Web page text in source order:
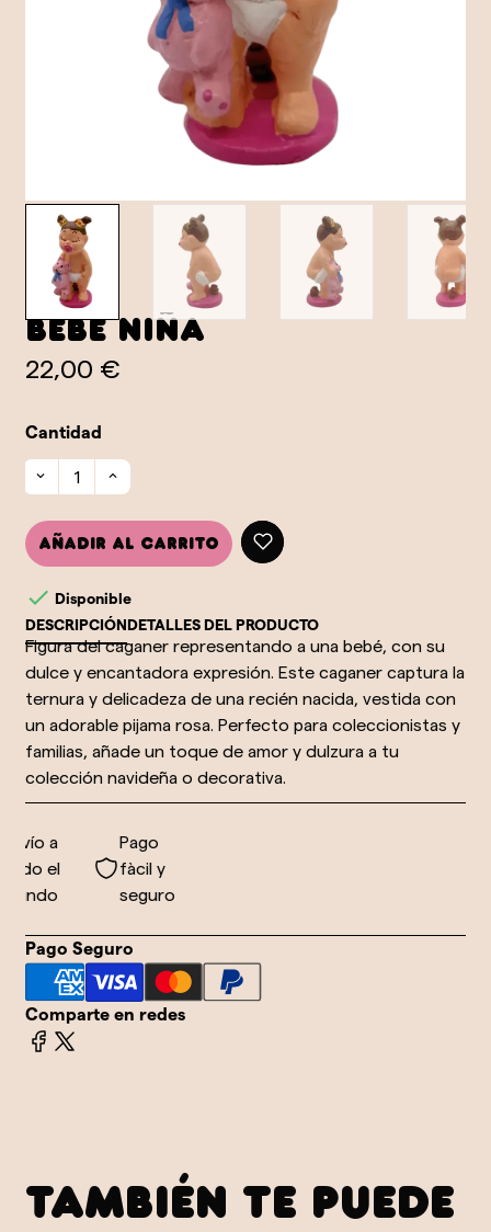
Bebé niña
22,00 €
Cantidad
Añadir al carrito
 Disponible
DESCRIPCIÓNDETALLES DEL PRODUCTO
Figura del caganer representando a una bebé, con su
dulce y encantadora expresión. Este caganer captura la
ternura y delicadeza de una recién nacida, vestida con
un adorable pijama rosa. Perfecto para coleccionistas y
familias, añade un toque de amor y dulzura a tu
colección navideña o decorativa.
a
el
Pago
fàcil y
seguro
Pago Seguro
Comparte en redes
TAMBIÉN TE PUEDE